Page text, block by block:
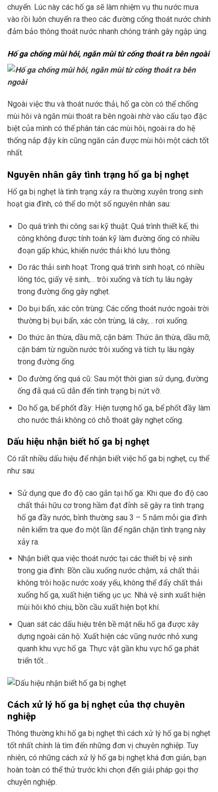
chuyển. Lúc này các hố ga sẽ làm nhiệm vụ thu nước mưa
vào rồi luôn chuyển ra theo các đường cống thoát nước chính
đảm bảo thông thoát nước nhanh chóng tránh gây ngập úng.
Hố ga chống mùi hôi, ngăn mùi từ cống thoát ra bên ngoài
Ngoài việc thu và thoát nước thải, hố ga còn có thể chống
mùi hôi và ngăn mùi thoát ra bên ngoài nhờ vào cấu tạo đặc
biệt của mình có thể phân tán các mùi hôi, ngoài ra do hệ
thống nắp đậy kín cũng ngăn cản được mùi hôi một cách tốt
nhất.
Nguyên nhân gây tình trạng hố ga bị nghẹt
Hố ga bị nghẹt là tình trạng xảy ra thường xuyên trong sinh
hoạt gia đình, có thể do một số nguyên nhân sau:
Do quá trình thi công sai kỹ thuật: Quá trình thiết kế, thi
công không được tính toán kỹ làm đường ống có nhiều
đoạn gấp khúc, khiến nước thải khó lưu thông.
Do rác thải sinh hoạt: Trong quá trình sinh hoạt, có nhiều
lông tóc, giấy vệ sinh,… trôi xuống và tích tụ lâu ngày
trong đường ống gây nghẹt.
Do bụi bẩn, xác côn trùng: Các cống thoát nước ngoài trời
thường bị bụi bẩn, xác côn trùng, lá cây,… rơi xuống.
Do thức ăn thừa, dầu mỡ, cặn bám: Thức ăn thừa, dầu mỡ,
cặn bám từ nguồn nước trôi xuống và tích tụ lâu ngày
trong đường ống.
Do đường ống quá cũ: Sau một thời gian sử dụng, đường
ống đã quá cũ dẫn đến tình trạng bị nứt vỡ.
Do hố ga, bể phốt đầy: Hiện tượng hố ga, bể phốt đầy làm
cho nước thải không có chỗ thoát gây nghẹt cống.
Dấu hiệu nhận biết hố ga bị nghẹt
Có rất nhiều dấu hiệu để nhận biết việc hố ga bị nghẹt, cụ thể
như sau:
Sử dụng que đo độ cao gắn tại hố ga: Khi que đo độ cao
chất thải hữu cơ trong hầm đạt đỉnh sẽ gây ra tình trạng
hố ga đầy nước, bình thường sau 3 – 5 năm mỗi gia đình
nên kiểm tra que đo một lần để ngăn chặn tình trạng này
xảy ra.
Nhận biết qua việc thoát nước tại các thiết bị vệ sinh
trong gia đình: Bồn cầu xuống nước chậm, xả chất thải
không trôi hoặc nước xoáy yếu, không thể đẩy chất thải
xuống hố ga, xuất hiện tiếng ục ục. Nhà vệ sinh xuất hiện
mùi hôi khó chịu, bồn cầu xuất hiện bọt khí.
Quan sát các dấu hiệu trên bề mặt nếu hố ga được xây
dựng ngoài căn hộ: Xuất hiện các vũng nước nhỏ xung
quanh khu vực hố ga. Thực vật gần khu vực hố ga phát
triển tốt…
Cách xử lý hố ga bị nghẹt của thợ chuyên
nghiệp
Thông thường khi hố ga bị nghẹt thì cách xử lý hố ga bị nghẹt
tốt nhất chính là tìm đến những đơn vị chuyên nghiệp. Tuy
nhiên, có những cách xử lý hố ga bị nghẹt khá đơn giản, bạn
hoàn toàn có thể thử trước khi chọn đến giải pháp gọi thợ
chuyên nghiệp.